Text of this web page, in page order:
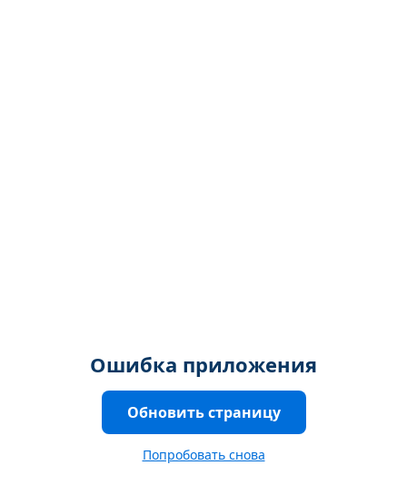
Ошибка приложения
Обновить страницу
Попробовать снова